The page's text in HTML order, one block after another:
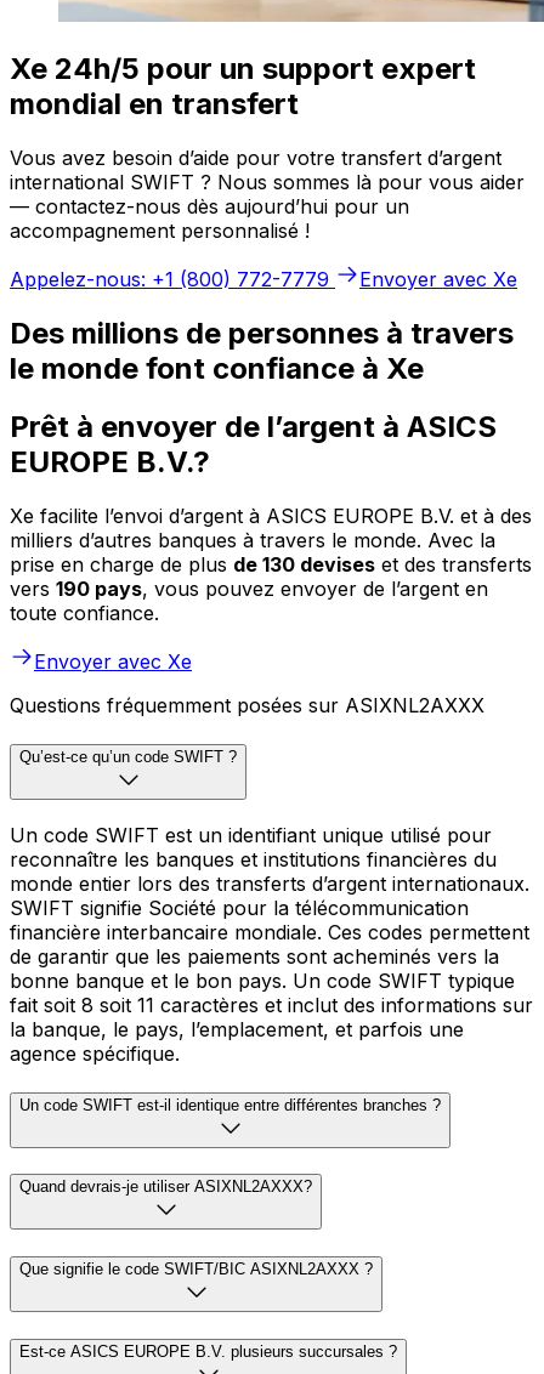
Xe 24h/5 pour un support expert
mondial en transfert
Vous avez besoin d’aide pour votre transfert d’argent
international SWIFT ? Nous sommes là pour vous aider
— contactez-nous dès aujourd’hui pour un
accompagnement personnalisé !
Appelez-nous: +1 (800) 772-7779
Envoyer avec Xe
Des millions de personnes à travers
le monde font confiance à Xe
Prêt à envoyer de l’argent à ASICS
EUROPE B.V.?
Xe facilite l’envoi d’argent à ASICS EUROPE B.V. et à des
milliers d’autres banques à travers le monde. Avec la
prise en charge de plus de 130 devises et des transferts
vers 190 pays, vous pouvez envoyer de l’argent en
toute confiance.
Envoyer avec Xe
Questions fréquemment posées sur ASIXNL2AXXX
Qu’est-ce qu’un code SWIFT ?
Un code SWIFT est un identifiant unique utilisé pour
reconnaître les banques et institutions financières du
monde entier lors des transferts d’argent internationaux.
SWIFT signifie Société pour la télécommunication
financière interbancaire mondiale. Ces codes permettent
de garantir que les paiements sont acheminés vers la
bonne banque et le bon pays. Un code SWIFT typique
fait soit 8 soit 11 caractères et inclut des informations sur
la banque, le pays, l’emplacement, et parfois une
agence spécifique.
Un code SWIFT est-il identique entre différentes branches ?
Quand devrais-je utiliser ASIXNL2AXXX?
Que signifie le code SWIFT/BIC ASIXNL2AXXX ?
Est-ce ASICS EUROPE B.V. plusieurs succursales ?